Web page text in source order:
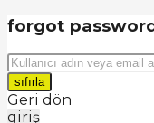
forgot
sıfırla
Geri dön
giriş